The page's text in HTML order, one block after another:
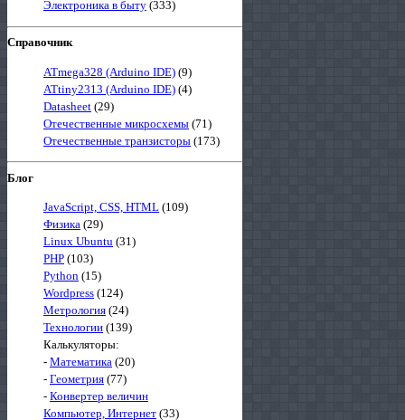
Электроника в быту (333)
Справочник
ATmega328 (Arduino IDE) (9)
ATtiny2313 (Arduino IDE) (4)
Datasheet (29)
Отечественные микросхемы (71)
Отечественные транзисторы (173)
Блог
JavaScript, CSS, HTML (109)
Физика (29)
Linux Ubuntu (31)
PHP (103)
Python (15)
Wordpress (124)
Метрология (24)
Технологии (139)
Калькуляторы:
- Математика (20)
- Геометрия (77)
- Конвертер величин
Компьютер, Интернет (33)